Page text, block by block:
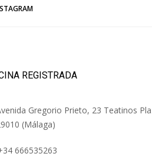
REGISTRADA
Gregorio Prieto, 23 Teatinos
(Málaga)
666535263